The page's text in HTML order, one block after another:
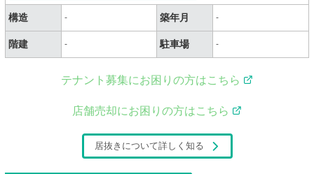
構造 - 築年月 -
階建 - 駐車場 -
テナント募集にお困りの方はこちら
店舗売却にお困りの方はこちら
居抜きについて詳しく知る